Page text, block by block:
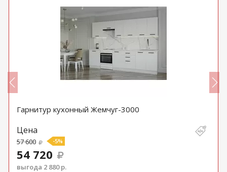
Гарнитур кухонный Жемчуг-3000
Цена
57 600 -5%
54 720
выгода 2 880 р.